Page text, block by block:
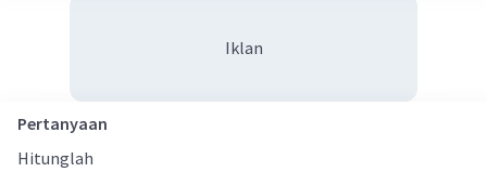
Iklan
Pertanyaan
Hitunglah